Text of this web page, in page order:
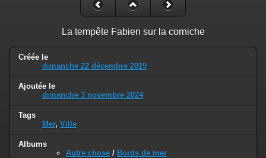
La tempête Fabien sur la corniche
Créée le
dimanche 22 décembre 2019
Ajoutée le
dimanche 3 novembre 2024
Tags
Mer, Ville
Albums
Autre chose / Bords de mer